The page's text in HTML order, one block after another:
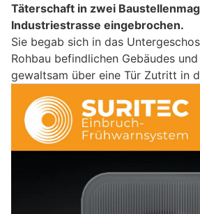
Täterschaft in zwei
Industriestrasse eingebrochen.
Sie begab sich in das
Rohbau befindlichen Gebäudes
gewaltsam über eine Tür Zutritt in